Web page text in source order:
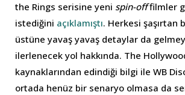
the Rings serisine yeni spin-offfilmler
istediğini açıklamıştı. Herkesi şaşırtan
üstüne yavaş yavaş detaylar da
ilerlenecek yol hakkında. The
kaynaklarından edindiği bilgi ile WB
ortada henüz bir senaryo olmasa da